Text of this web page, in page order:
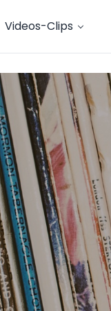
Videos-Clips